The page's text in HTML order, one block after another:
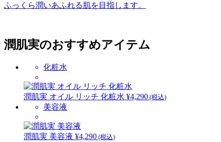
ふっくら潤いあふれる肌を目指します。
潤肌実のおすすめアイテム
化粧水
潤肌実 オイル リッチ 化粧水 ¥4,290 (税込)
美容液
潤肌実 美容液 ¥4,290 (税込)